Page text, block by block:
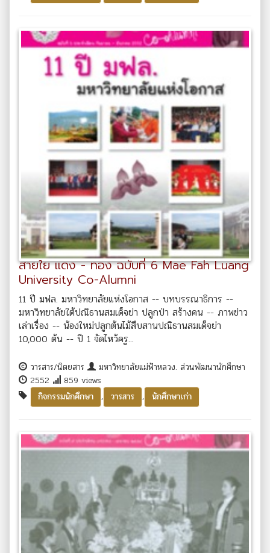
สายใย แดง - ทอง ฉบับที่ 6 Mae Fah Luang
University Co-Alumni
11 ปี มฟล. มหาวิทยาลัยแห่งโอกาส -- บทบรรณาธิการ --
มหาวิทยาลัยใต้ปณิธานสมเด็จย่า ปลูกป่า สร้างคน -- ภาพข่าว
เล่าเรื่อง -- น้องใหม่ปลูกต้นไม้สืบสานปณิธานสมเด็จย่า
10,000 ต้น -- ปี 1 จัดไหว้ครู...
วารสาร/นิตยสาร
มหาวิทยาลัยแม่ฟ้าหลวง. ส่วนพัฒนานักศึกษา
2552
859 views
กิจกรรมนักศึกษา
, วารสาร , นักศึกษาเก่า